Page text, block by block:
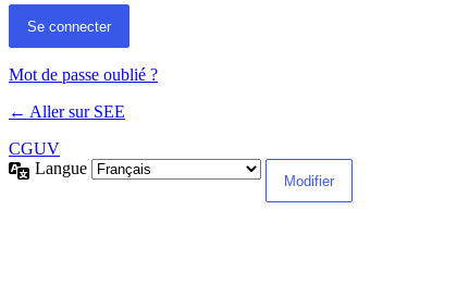
Mot de passe oublié ?
← Aller sur SEE
CGUV
Langue